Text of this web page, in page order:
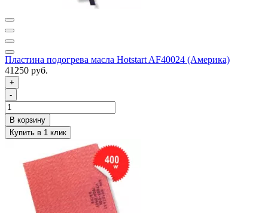
Пластина подогрева масла Hotstart AF40024 (Америка)
41250 руб.
+
-